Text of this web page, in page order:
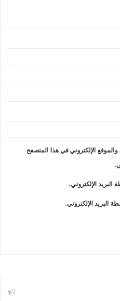
الإلكتروني في هذا المتصفح
البريد الإلكتروني.
البريد الإلكتروني.